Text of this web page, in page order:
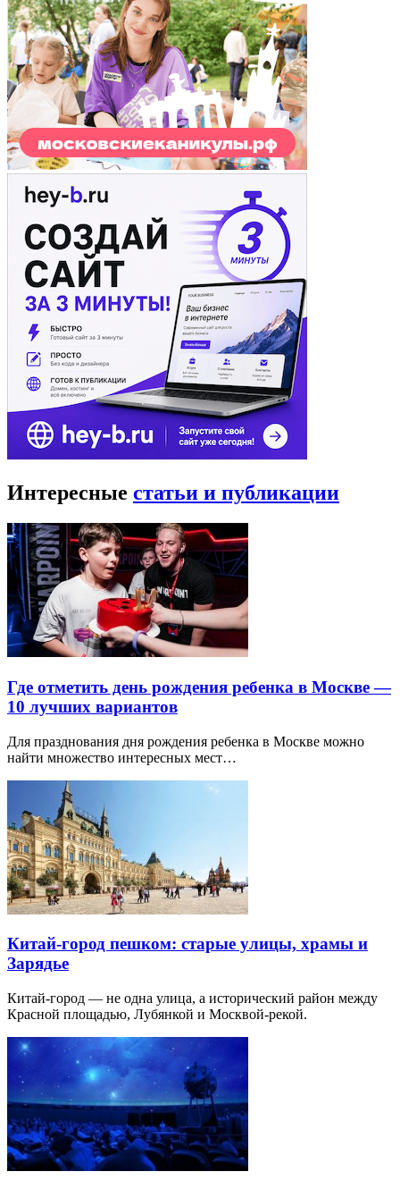
Интересные статьи и публикации
Где отметить день рождения ребенка в Москве —
10 лучших вариантов
Для празднования дня рождения ребенка в Москве можно
найти множество интересных мест…
Китай-город пешком: старые улицы, храмы и
Зарядье
Китай-город — не одна улица, а исторический район между
Красной площадью, Лубянкой и Москвой-рекой.